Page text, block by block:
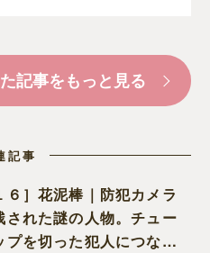
記事をもっと見る
記事
６］花泥棒｜防犯カメラ
された謎の人物。チュー
プを切った犯人につなが